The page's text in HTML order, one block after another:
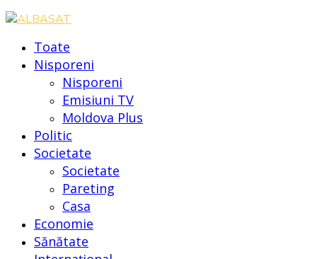
Toate
Nisporeni
Nisporeni
Emisiuni TV
Moldova Plus
Politic
Societate
Societate
Pareting
Casa
Economie
Sănătate